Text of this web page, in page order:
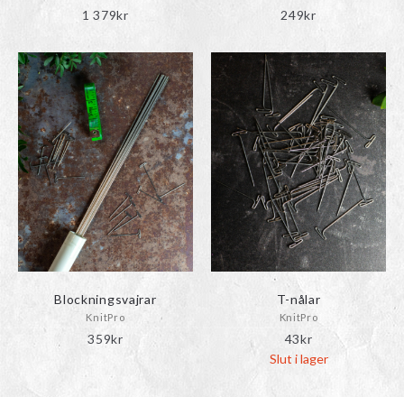
1 379kr 249kr
Blockningsvajrar
KnitPro
359kr
T-nålar
KnitPro
43kr
Slut i lager